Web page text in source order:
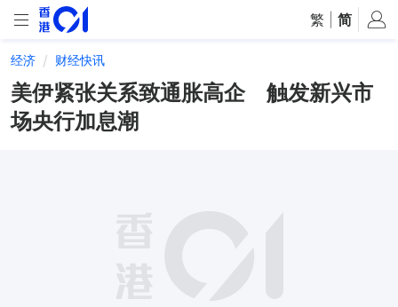
繁 简
经济 财经快讯
美伊紧张关系致通胀高企 触发新兴市
场央行加息潮